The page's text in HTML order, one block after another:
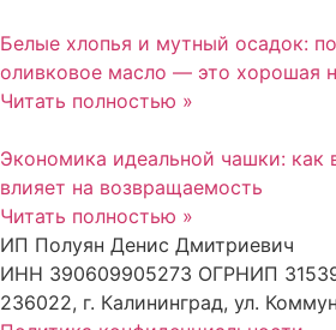
Белые хлопья и мутный осадок:
оливковое масло — это хорошая
Читать полностью »
Экономика идеальной чашки: как
влияет на возвращаемость
Читать полностью »
ИП Полуян Денис Дмитриевич
ИНН 390609905273 ОГРНИП
236022, г. Калининград, ул.